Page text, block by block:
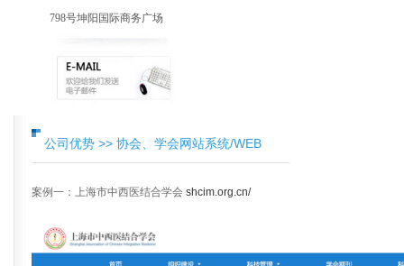
798号坤阳国际商务广场
公司优势 >> 协会、学会网站系统/WEB
案例一：上海市中西医结合学会 shcim.org.cn/